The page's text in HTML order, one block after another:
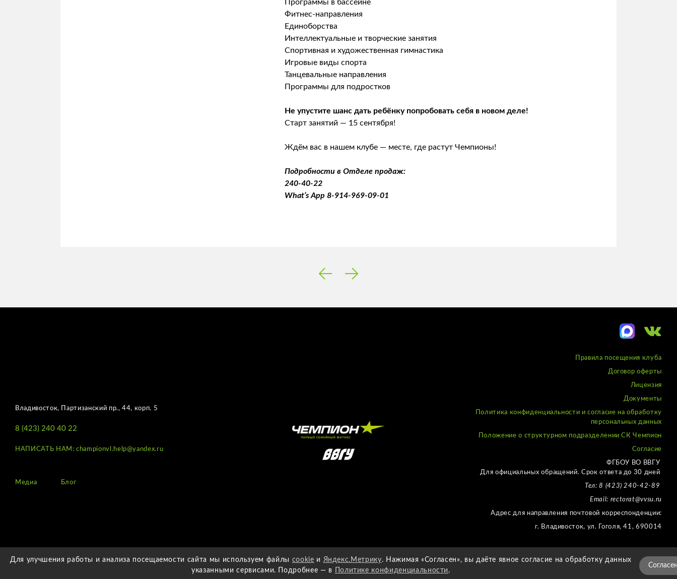
Для улучшения работы и анализа посещаемости сайта мы используем файлы cookie и Яндекс.Метрику. Нажимая «Согласен», вы даёте явное согласие на обработку данных
указанными сервисами. Подробнее — в
Политике конфиденциальности .
Программы в бассейне
Фитнес-направления
Единоборства
Интеллектуальные и творческие занятия
Спортивная и художественная гимнастика
Игровые виды спорта
Танцевальные направления
Программы для подростков
Не упустите шанс дать ребёнку попробовать себя в новом деле!
Старт занятий — 15 сентября!
Ждём вас в нашем клубе — месте, где растут Чемпионы!
Подробности в Отделе продаж:
240-40-22
What’s App 8-914-969-09-01
Владивосток, Партизанский пр., 44, корп. 5
8 (423) 240 40 22
НАПИСАТЬ НАМ: championvl.help@yandex.ru
Медиа Блог
Правила посещения клуба
Договор оферты
Лицензия
Документы
Политика конфиденциальности и согласие на обработку
персональных данных
Положение о структурном подразделении СК Чемпион
Согласие
ФГБОУ ВО ВВГУ
Для официальных обращений. Срок ответа до 30 дней
Тел: 8 (423) 240-42-89
Email: rectorat@vvsu.ru
Адрес для направления почтовой корреспонденции:
г. Владивосток, ул. Гоголя, 41, 690014
СДЕЛАЛ AIGER